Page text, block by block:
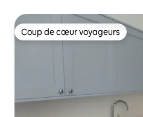
Coup de cœur voyageurs
Coup de cœur voyageurs